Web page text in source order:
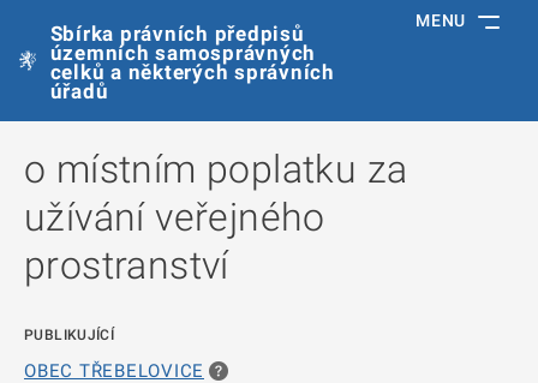
Sbírka právních předpisů
územních samosprávných
celků a některých správních
úřadů
MENU
o místním poplatku za
užívání veřejného
prostranství
PUBLIKUJÍCÍ
OBEC TŘEBELOVICE